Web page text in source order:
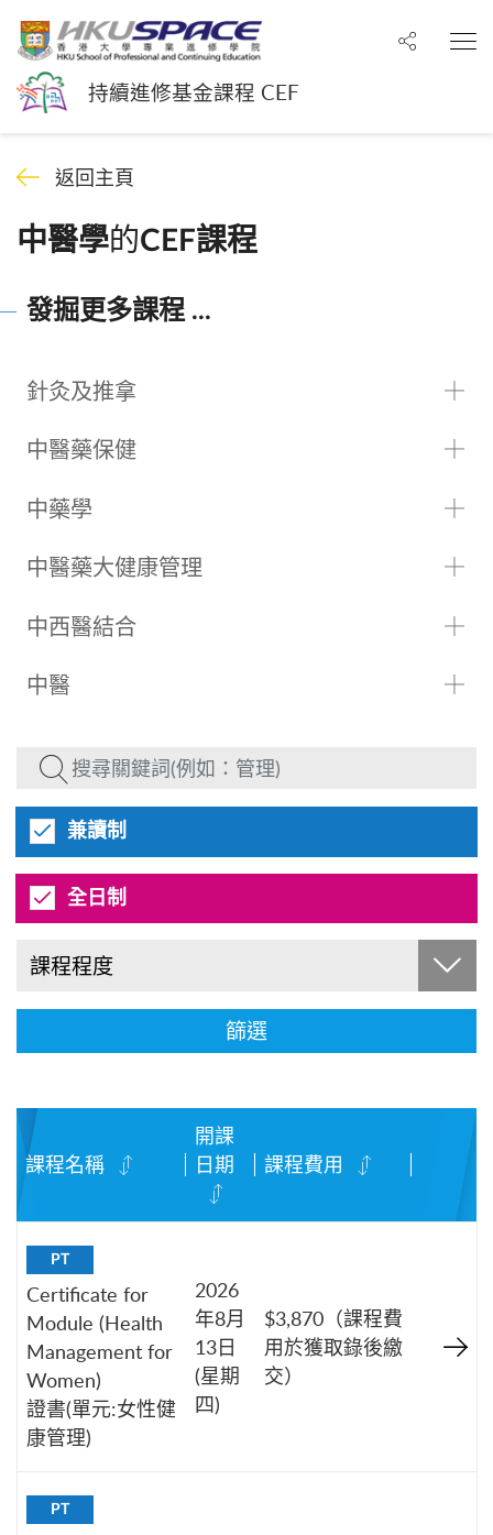
持續進修基金課程 CEF
分享至
返回主頁
中醫學的CEF課程
發掘更多課程 ...
針灸及推拿
中醫藥保健
中藥學
中醫藥大健康管理
中西醫結合
中醫
兼讀制
全日制
課程程度
篩選
課程名稱
開課
日期
課程費用
PT
Certificate for
Module (Health
Management for
Women)
證書(單元:女性健
康管理)
2026
年8月
13日
(星期
四)
$3,870（課程費
用於獲取錄後繳
交）
PT